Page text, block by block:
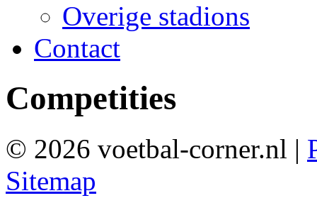
Overige stadions
Contact
Competities
© 2026 voetbal-corner.nl |
Sitemap